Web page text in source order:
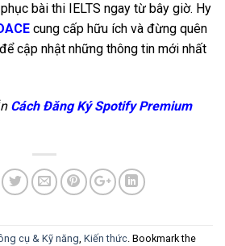
bài thi IELTS ngay từ bây giờ. Hy
cung cấp hữu ích và đừng quên
cập nhật những thông tin mới nhất
Cách Đăng Ký Spotify Premium
cụ & Kỹ năng, Kiến thức. Bookmark the